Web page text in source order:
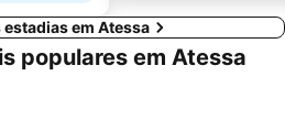
estadias em Atessa
populares em Atessa